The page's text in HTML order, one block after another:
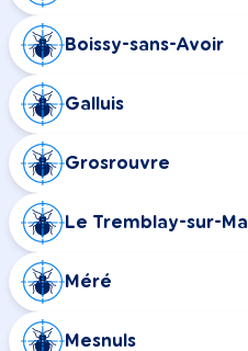
Boissy-sans-Avoir
Galluis
Grosrouvre
Le Tremblay-sur-
Méré
Mesnuls